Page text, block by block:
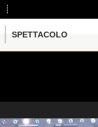
SPETTACOLO